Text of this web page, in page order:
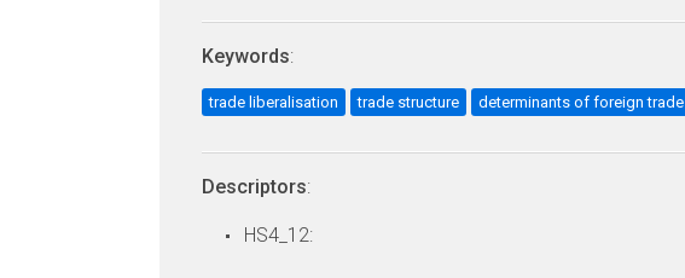
Keywords:
trade liberalisation trade structure determinants of foreign trade
Descriptors:
HS4_12: